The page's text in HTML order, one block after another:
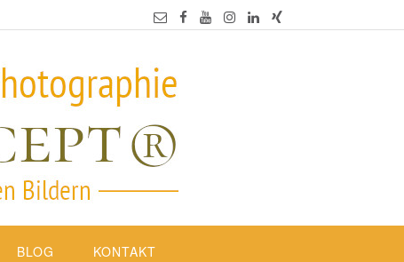
BLOG KONTAKT